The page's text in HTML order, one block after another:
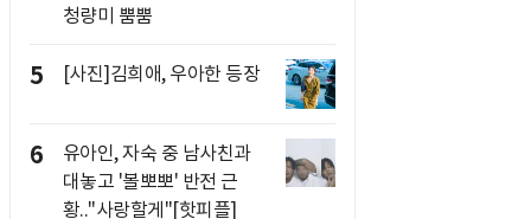
청량미 뿜뿜
5 [사진]김희애, 우아한 등장
6
유아인, 자숙 중 남사친과
대놓고 '볼뽀뽀' 반전 근
황.."사랑할게"[핫피플]